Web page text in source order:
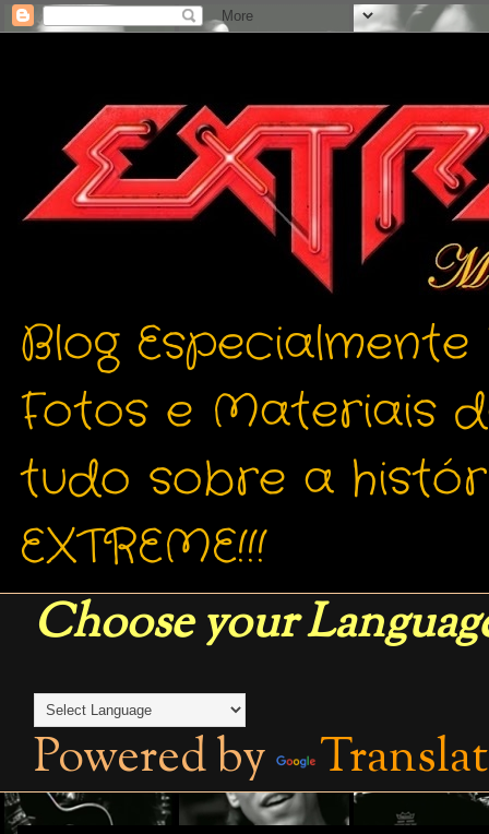
Blog
Fotos e Materiais
tudo sobre a
EXTREME!!!
Choose your
Powered by